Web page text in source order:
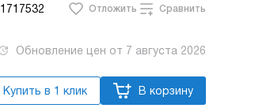
1717532 Отложить Сравнить
Обновление цен от 7 августа 2026
Купить в 1 клик В корзину